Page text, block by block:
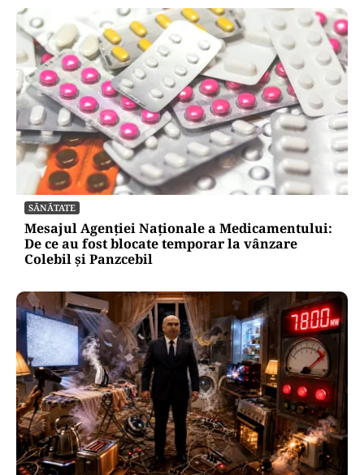
SĂNĂTATE
Mesajul Agenției Naționale a Medicamentului:
De ce au fost blocate temporar la vânzare
Colebil și Panzcebil